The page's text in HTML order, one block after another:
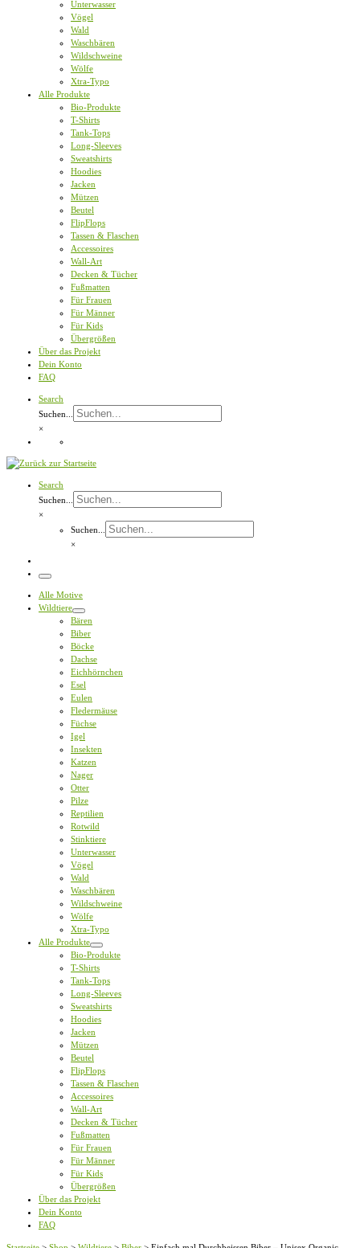
Unterwasser
Vögel
Wald
Waschbären
Wildschweine
Wölfe
Xtra-Typo
Alle Produkte
Bio-Produkte
T-Shirts
Tank-Tops
Long-Sleeves
Sweatshirts
Hoodies
Jacken
Mützen
Beutel
FlipFlops
Tassen & Flaschen
Accessoires
Wall-Art
Decken & Tücher
Fußmatten
Für Frauen
Für Männer
Für Kids
Übergrößen
Über das Projekt
Dein Konto
FAQ
Search
Suchen...
×
Search
Suchen...
×
Suchen...
×
Menü
Alle Motive
Wildtiere
Bären
Biber
Böcke
Dachse
Eichhörnchen
Esel
Eulen
Fledermäuse
Füchse
Igel
Insekten
Katzen
Nager
Otter
Pilze
Reptilien
Rotwild
Stinktiere
Unterwasser
Vögel
Wald
Waschbären
Wildschweine
Wölfe
Xtra-Typo
Alle Produkte
Bio-Produkte
T-Shirts
Tank-Tops
Long-Sleeves
Sweatshirts
Hoodies
Jacken
Mützen
Beutel
FlipFlops
Tassen & Flaschen
Accessoires
Wall-Art
Decken & Tücher
Fußmatten
Für Frauen
Für Männer
Für Kids
Übergrößen
Über das Projekt
Dein Konto
FAQ